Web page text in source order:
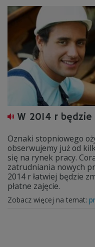
W 2014 r
Oznaki stopniowego
obserwujemy już od
się na rynek pracy.
zatrudniania nowych
2014 r łatwiej będzie
płatne zajęcie.
Zobacz więcej na temat: